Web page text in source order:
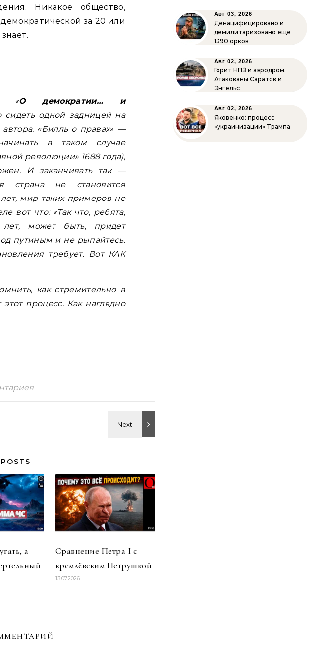
Никакое общество,
за 20 или
«О демократии… и
сидеть одной задницей на
«Билль о правах» —
в таком случае
революции» 1688 года),
И заканчивать так —
страна не становится
мир таких примеров не
вот что: «Так что, ребята,
может быть, придет
путиным и не рыпайтесь.
требует. Вот КАК
как стремительно в
процесс. Как наглядно
а
Сравнение Петра I с
кремлёвским Петрушкой
13.07.2026
Авг 03, 2026
Денацифицировано и
демилитаризовано ещё
1390 орков
Авг 02, 2026
Горит НПЗ и аэродром.
Атакованы Саратов и
Энгельс
Авг 02, 2026
Яковенко: процесс
«украинизации» Трампа